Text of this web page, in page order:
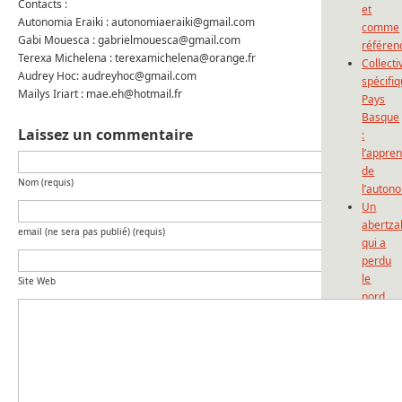
Contacts :
Autonomia Eraiki : autonomiaeraiki@gmail.com
Gabi Mouesca : gabrielmouesca@gmail.com
Terexa Michelena : terexamichelena@orange.fr
Audrey Hoc: audreyhoc@gmail.com
Mailys Iriart : mae.eh@hotmail.fr
Laissez un commentaire
Nom (requis)
email (ne sera pas publié) (requis)
Site Web
et
comme
Pays
Basque
:
de
Un
qui a
perdu
le
nord…